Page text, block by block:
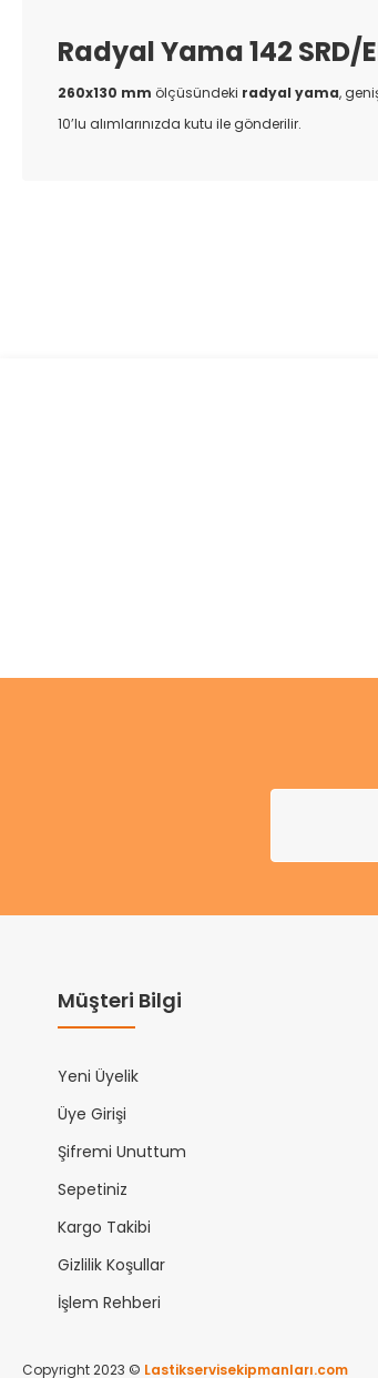
Radyal Yama 142 SRD/
260x130 mm ölçüsündeki radyal yama,
10’lu alımlarınızda kutu ile gönderilir.
Müşteri Bilgi
Yeni Üyelik
Üye Girişi
Şifremi Unuttum
Sepetiniz
Kargo Takibi
Gizlilik Koşullar
İşlem Rehberi
Copyright 2023 © Lastikservisekipmanları.com